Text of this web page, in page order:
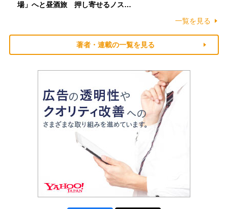
場」へと昼酒旅 押し寄せるノス…
一覧を見る
著者・連載の一覧を見る